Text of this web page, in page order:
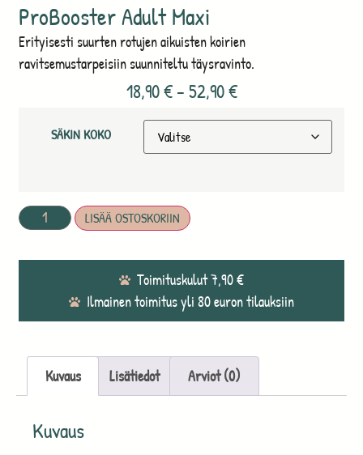
ProBooster Adult Maxi
Erityisesti suurten rotujen aikuisten koirien
ravitsemustarpeisiin suunniteltu täysravinto.
18,90€ –52,90€
SÄKIN KOKO
LISÄÄ OSTOSKORIIN
Toimituskulut 7,90 €
Ilmainen toimitus yli 80 euron tilauksiin
Kuvaus Lisätiedot Arviot (0)
Kuvaus